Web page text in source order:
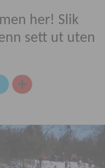
her! Slik
sett ut uten